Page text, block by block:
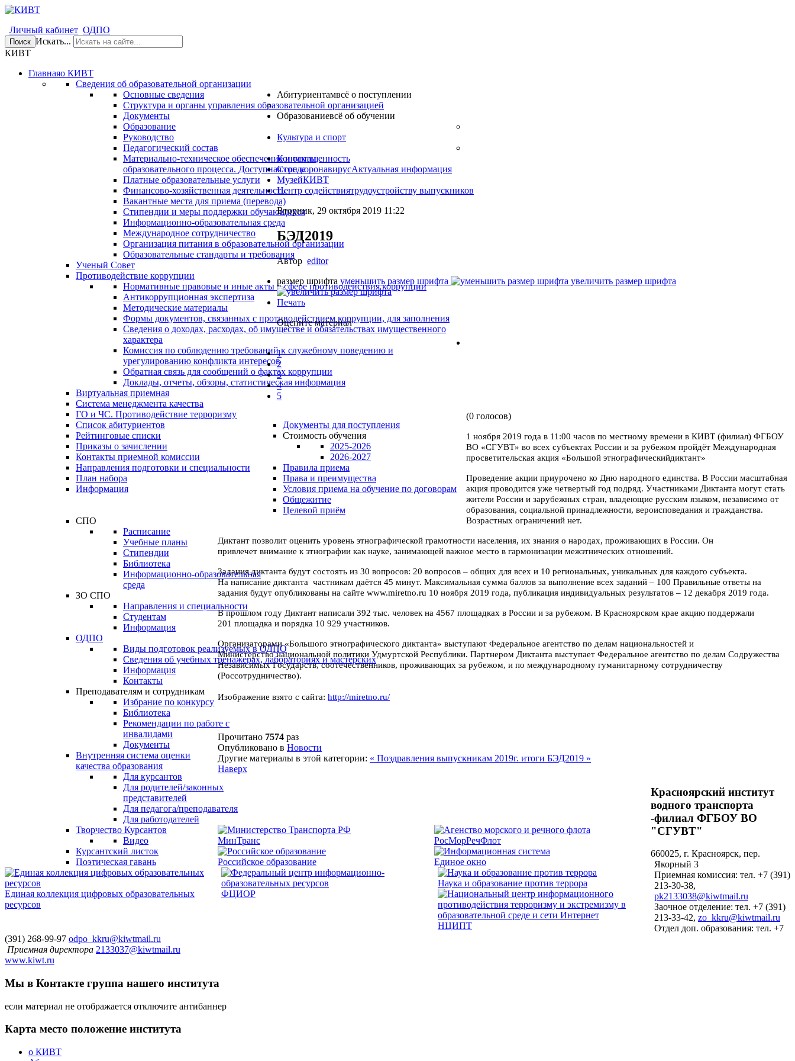
Личный кабинет ОДПО
Поиск Искать...
КИВТ
Главнаяо КИВТ
Сведения об образовательной организации
Основные сведения
Структура и органы управления образовательной организацией
Документы
Образование
Руководство
Педагогический состав
Материально-техническое обеспечение и оснащенность
образовательного процесса. Доступная среда
Платные образовательные услуги
Финансово-хозяйственная деятельность
Вакантные места для приема (перевода)
Стипендии и меры поддержки обучающихся
Информационно-образовательная среда
Международное сотрудничество
Организация питания в образовательной организации
Образовательные стандарты и требования
Ученый Совет
Противодействие коррупции
Нормативные правовые и иные акты в сфере противодействия коррупции
Антикоррупционная экспертиза
Методические материалы
Формы документов, связанных с противодействием коррупции, для заполнения
Сведения о доходах, расходах, об имуществе и обязательствах имущественного
характера
Комиссия по соблюдению требований к служебному поведению и
урегулированию конфликта интересов
Обратная связь для сообщений о фактах коррупции
Доклады, отчеты, обзоры, статистическая информация
Виртуальная приемная
Система менеджмента качества
ГО и ЧС. Противодействие терроризму
Абитуриентамвсё о поступлении
Список абитуриентов
Рейтинговые списки
Приказы о зачислении
Контакты приемной комиссии
Направления подготовки и специальности
План набора
Информация
Документы для поступления
Стоимость обучения
2025-2026
2026-2027
Правила приема
Права и преимущества
Условия приема на обучение по договорам
Общежитие
Целевой приём
Образованиевсё об обучении
СПО
Расписание
Учебные планы
Стипендии
Библиотека
Информационно-образовательная
среда
ЗО СПО
Направления и специальности
Студентам
Информация
ОДПО
Виды подготовок реализуемых в ОДПО
Сведения об учебных тренажерах, лабораториях и мастерских
Информация
Контакты
Преподавателям и сотрудникам
Избрание по конкурсу
Библиотека
Рекомендации по работе с
инвалидами
Документы
Внутренняя система оценки
качества образования
Для курсантов
Для родителей/законных
представителей
Для педагога/преподавателя
Для работодателей
Культура и спорт
Творчество Курсантов
Видео
Курсантский листок
Поэтическая гавань
Контакты
Стоп коронавирусАктуальная информация
МузейКИВТ
Центр содействиятрудоустройству выпускников
Вторник, 29 октября 2019 11:22
БЭД2019
Автор editor
размер шрифта уменьшить размер шрифта увеличить размер шрифта
Печать
Оцените материал
1
2
3
4
5
(0 голосов)
1 ноября 2019 года в 11:00 часов по местному времени в КИВТ (филиал) ФГБОУ
ВО «СГУВТ» во всех субъектах России и за рубежом пройдёт Международная
просветительская акция «Большой этнографическийдиктант»
Проведение акции приурочено ко Дню народного единства. В России масштабная
акция проводится уже четвертый год подряд. Участниками Диктанта могут стать
жители России и зарубежных стран, владеющие русским языком, независимо от
образования, социальной принадлежности, вероисповедания и гражданства.
Возрастных ограничений нет.
Диктант позволит оценить уровень этнографической грамотности населения, их знания о народах, проживающих в России. Он
привлечет внимание к этнографии как науке, занимающей важное место в гармонизации межэтнических отношений.
Задания диктанта будут состоять из 30 вопросов: 20 вопросов – общих для всех и 10 региональных, уникальных для каждого субъекта.
Нанаписание диктанта частникам даётся 45 минут. Максимальная сумма баллов за выполнение всех заданий – 100 Правильные ответы на
задания будут опубликованы на сайте www.miretno.ru 10 ноября 2019 года, публикация индивидуальных результатов – 12 декабря 2019 года.
В прошлом году Диктант написали 392 тыс. человек на 4567 площадках в России и за рубежом. В Красноярском крае акцию поддержали
201 площадка и порядка 10 929 участников.
Организаторами «Большого этнографического диктанта» выступают Федеральное агентство по делам национальностей и
Министерствонациональной политики Удмуртской Республики. Партнером Диктанта выступает Федеральное агентство по делам Содружества
НезависимыхГосударств, соотечественников, проживающих за рубежом, и по международному гуманитарному сотрудничеству
(Россотрудничество).
Изображение взято с сайта: http://miretno.ru/
Прочитано 7574 раз
Опубликовано в Новости
Другие материалы в этой категории: « Поздравления выпускникам 2019г. итоги БЭД2019 »
Наверх
МинТранс РосМорРечФлот
Российское образование Единое окно
Единая коллекция цифровых образовательных
ресурсов
ФЦИОР
Наука и образование против террора
НЦИПТ
Красноярский институт
водного транспорта
-филиал ФГБОУ ВО
"СГУВТ"
660025, г. Красноярск, пер.
Якорный 3
Приемная комиссия: тел. +7 (391)
213-30-38,
pk2133038@kiwtmail.ru
Заочное отделение: тел. +7 (391)
213-33-42, zo_kkru@kiwtmail.ru
Отдел доп. образования: тел. +7
(391) 268-99-97 odpo_kkru@kiwtmail.ru
Приемная директора 2133037@kiwtmail.ru
www.kiwt.ru
Мы в Контакте группа нашего института
если материал не отображается отключите антибаннер
Карта место положение института
о КИВТ